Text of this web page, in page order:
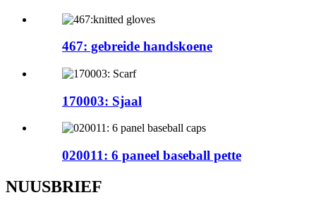
467: gebreide handskoene
170003: Sjaal
020011: 6 paneel baseball pette
NUUSBRIEF